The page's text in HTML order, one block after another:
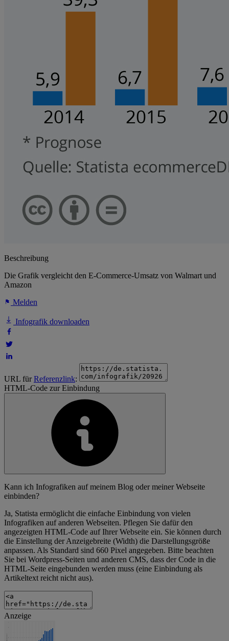
Beschreibung
Die Grafik vergleicht den E-Commerce-Umsatz von Walmart und
Amazon
Melden
Infografik downloaden
URL fürReferenzlink:
HTML-Code zur Einbindung
Kann ich Infografiken auf meinem Blog oder meiner Webseite
einbinden?
Ja, Statista ermöglicht die einfache Einbindung von vielen
Infografiken auf anderen Webseiten. Pflegen Sie dafür den
angezeigten HTML-Code auf Ihrer Webseite ein. Sie können durch
die Einstellung der Anzeigebreite (Width) die Darstellungsgröße
anpassen. Als Standard sind 660 Pixel angegeben. Bitte beachten
Sie bei Wordpress-Seiten und anderen CMS, dass der Code in die
HTML-Seite eingebunden werden muss (eine Einbindung als
Artikeltext reicht nicht aus).
Anzeige